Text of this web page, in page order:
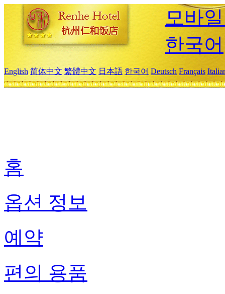
모바
한국어
English 简体中文 繁體中文 日本語 한국어 Deutsch Français
홈
옵션 정보
예약
편의 용품